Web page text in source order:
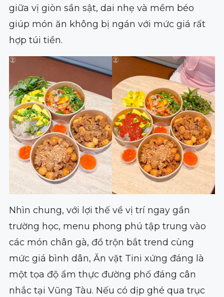
giữa vị giòn sần sật, dai nhẹ và mềm béo
giúp món ăn không bị ngán với mức giá rất
hợp túi tiền.
Nhìn chung, với lợi thế về vị trí ngay gần
trường học, menu phong phú tập trung vào
các món chân gà, đồ trộn bắt trend cùng
mức giá bình dân, Ăn vặt Tini xứng đáng là
một tọa độ ẩm thực đường phố đáng cân
nhắc tại Vũng Tàu. Nếu có dịp ghé qua trục